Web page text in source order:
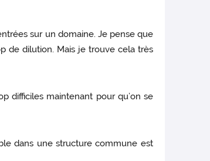
sur un domaine. Je pense que
de dilution. Mais je trouve cela très
difficiles maintenant pour qu’on se
dans une structure commune est